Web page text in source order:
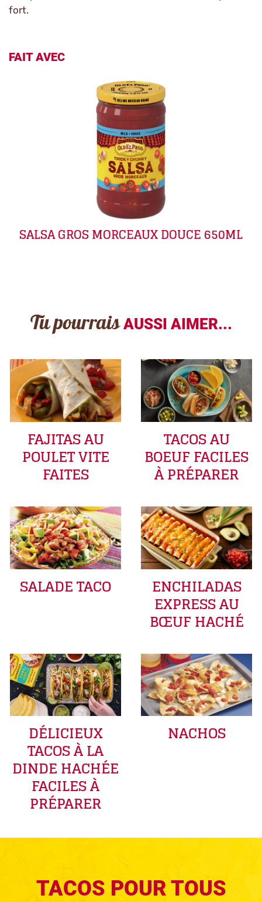
fort.
FAIT AVEC
SALSA GROS MORCEAUX DOUCE 650ML
Tu pourrais AUSSI AIMER...
FAJITAS AU
POULET VITE
FAITES
TACOS AU
BOEUF FACILES
À PRÉPARER
SALADE TACO ENCHILADAS
EXPRESS AU
BŒUF HACHÉ
DÉLICIEUX
TACOS À LA
DINDE HACHÉE
FACILES À
PRÉPARER
NACHOS
TACOS POUR TOUS